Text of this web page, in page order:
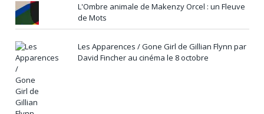
L'Ombre animale de Makenzy Orcel : un Fleuve
de Mots
Les Apparences / Gone Girl de Gillian Flynn par
David Fincher au cinéma le 8 octobre